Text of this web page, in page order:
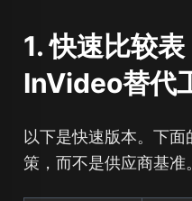
1. 快速比较
InVideo替代
以下是快速版本。下
策，而不是供应商基准。